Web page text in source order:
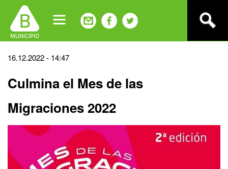
navigation
Back
top
16.12.2022 - 14:47
Culmina el Mes de las
Migraciones 2022